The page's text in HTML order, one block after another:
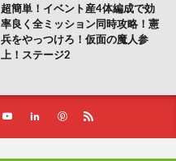
超簡単！イベント産4体編成で効
率良く全ミッション同時攻略！憲
兵をやっつけろ！仮面の魔人参
上！ステージ2